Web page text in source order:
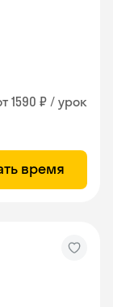
1590 ₽ / урок
время